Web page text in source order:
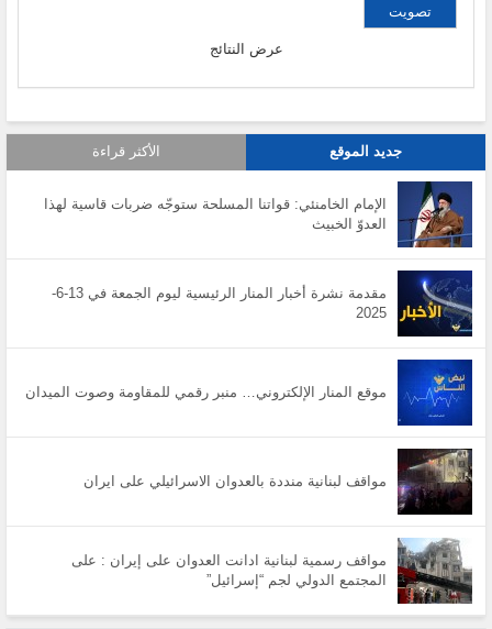
عرض النتائج
جديد الموقع الأكثر قراءة
الإمام الخامنئي: قواتنا المسلحة ستوجّه ضربات قاسية لهذا
العدوّ الخبيث
مقدمة نشرة أخبار المنار الرئيسية ليوم الجمعة في 13-6-
2025
موقع المنار الإلكتروني… منبر رقمي للمقاومة وصوت الميدان
مواقف لبنانية منددة بالعدوان الاسرائيلي على ايران
مواقف رسمية لبنانية ادانت العدوان على إيران : على
المجتمع الدولي لجم “إسرائيل”